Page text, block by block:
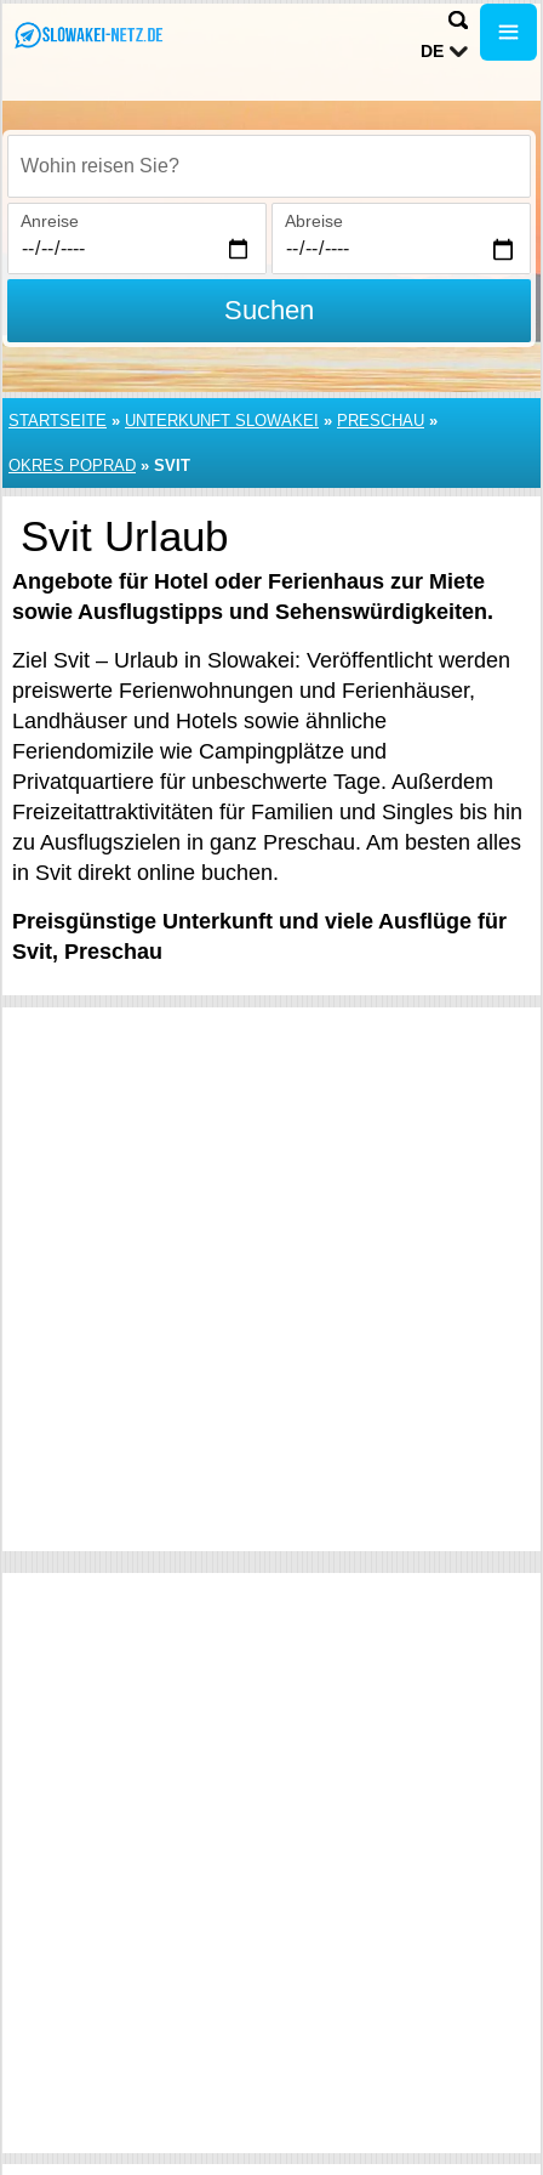
DE
Wohin reisen Sie?
Anreise Abreise
Suchen
STARTSEITE » UNTERKUNFT SLOWAKEI » PRESCHAU »
OKRES POPRAD » SVIT
Svit Urlaub
Angebote für Hotel oder Ferienhaus zur Miete
sowie Ausflugstipps und Sehenswürdigkeiten.
Ziel Svit – Urlaub in Slowakei: Veröffentlicht werden
preiswerte Ferienwohnungen und Ferienhäuser,
Landhäuser und Hotels sowie ähnliche
Feriendomizile wie Campingplätze und
Privatquartiere für unbeschwerte Tage. Außerdem
Freizeitattraktivitäten für Familien und Singles bis hin
zu Ausflugszielen in ganz Preschau. Am besten alles
in Svit direkt online buchen.
Preisgünstige Unterkunft und viele Ausflüge für
Svit, Preschau